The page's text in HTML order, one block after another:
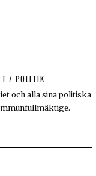
/ POLITIK
och alla sina politiska